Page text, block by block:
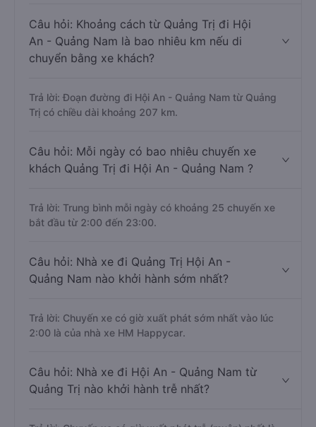
Câu hỏi: Khoảng cách từ Quảng Trị đi Hội
An - Quảng Nam là bao nhiêu km nếu di
chuyển bằng xe khách?
Trả lời: Đoạn đường đi Hội An - Quảng Nam từ Quảng
Trị có chiều dài khoảng 207 km.
Câu hỏi: Mỗi ngày có bao nhiêu chuyến xe
khách Quảng Trị đi Hội An - Quảng Nam ?
Trả lời: Trung bình mỗi ngày có khoảng 25 chuyến xe
bắt đầu từ 2:00 đến 23:00.
Câu hỏi: Nhà xe đi Quảng Trị Hội An -
Quảng Nam nào khởi hành sớm nhất?
Trả lời: Chuyến xe có giờ xuất phát sớm nhất vào lúc
2:00 là của nhà xe HM Happycar.
Câu hỏi: Nhà xe đi Hội An - Quảng Nam từ
Quảng Trị nào khởi hành trễ nhất?